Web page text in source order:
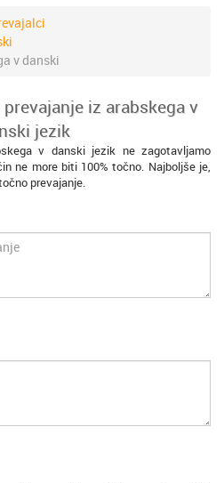
v danski
iz arabskega v
jezik
v danski jezik ne zagotavljamo
ne more biti 100% točno. Najboljše je,
prevajanje.